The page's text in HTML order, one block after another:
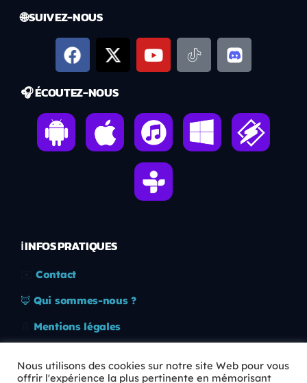
🌐 SUIVEZ-NOUS
🎧 ÉCOUTEZ-NOUS
ℹ️ INFOS PRATIQUES
Contact
🦊 Qui sommes-nous ?
Mentions légales
🛡️ RGPD
Nous utilisons des cookies sur notre site Web pour vous
offrir l'expérience la plus pertinente en mémorisant